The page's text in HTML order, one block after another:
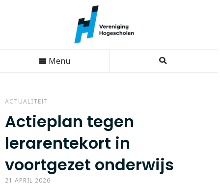
Menu
ACTUALITEIT
Actieplan tegen
lerarentekort in
voortgezet onderwijs
21 APRIL 2026